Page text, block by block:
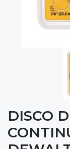
DISCO